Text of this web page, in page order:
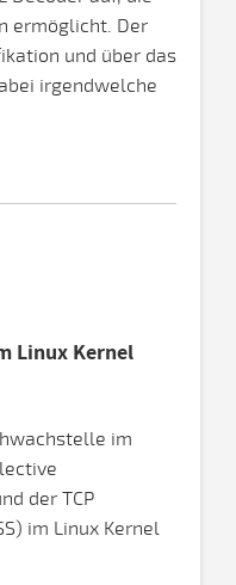
ermöglicht. Der
und über das
irgendwelche
Linux Kernel
im
der TCP
im Linux Kernel